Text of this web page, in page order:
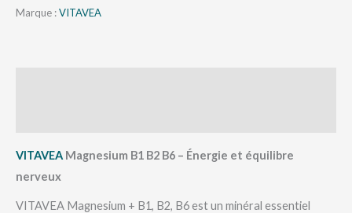
Marque :VITAVEA
VITAVEA Magnesium B1 B2 B6 – Énergie et équilibre
nerveux
VITAVEA Magnesium + B1, B2, B6 est un minéral essentiel